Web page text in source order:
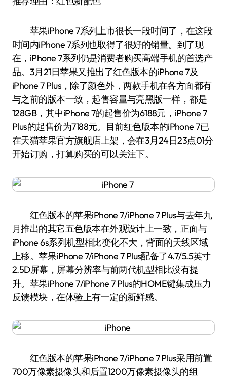
苹果iPhone 7系列上市很长一段时间了，在这段
时间内iPhone 7系列也取得了很好的销量。到了现
在，iPhone 7系列仍是消费者购买高端手机的首选产
品。3月21日苹果又推出了红色版本的iPhone 7及
iPhone 7 Plus，除了颜色外，两款手机在各方面都有
与之前的版本一致，起售容量与亮黑版一样，都是
128GB，其中iPhone 7的起售价为6188元，iPhone 7
Plus的起售价为7188元。目前红色版本的iPhone 7已
在天猫苹果官方旗舰店上架，会在3月24日23点01分
开始订购，打算购买的可以关注下。
红色版本的苹果iPhone 7/iPhone 7 Plus与去年九
月推出的其它五色版本在外观设计上一致，正面与
iPhone 6s系列机型相比变化不大，背面的天线区域
上移。苹果iPhone 7/iPhone 7 Plus配备了4.7/5.5英寸
2.5D屏幕，屏幕分辨率与前两代机型相比没有提
升。苹果iPhone 7/iPhone 7 Plus的HOME键集成压力
反馈模块，在体验上有一定的新鲜感。
红色版本的苹果iPhone 7/iPhone 7 Plus采用前置
700万像素摄像头和后置1200万像素摄像头的组